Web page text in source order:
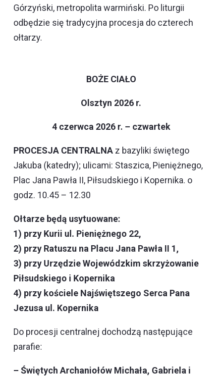
Górzyński, metropolita warmiński. Po liturgii
odbędzie się tradycyjna procesja do czterech
ołtarzy.
BOŻE CIAŁO
Olsztyn 2026 r.
4 czerwca 2026 r. – czwartek
PROCESJA CENTRALNA z bazyliki świętego
Jakuba (katedry); ulicami: Staszica, Pieniężnego,
Plac Jana Pawła II, Piłsudskiego i Kopernika. o
godz. 10.45 – 12.30
Ołtarze będą usytuowane:
1) przy Kurii ul. Pieniężnego 22,
2) przy Ratuszu na Placu Jana Pawła II 1,
3) przy Urzędzie Wojewódzkim skrzyżowanie
Piłsudskiego i Kopernika
4) przy kościele Najświętszego Serca Pana
Jezusa ul. Kopernika
Do procesji centralnej dochodzą następujące
parafie:
– Świętych Archaniołów Michała, Gabriela i